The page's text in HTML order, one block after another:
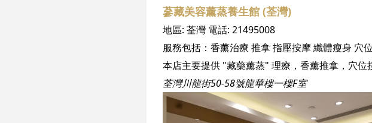
蔘藏美容薰蒸養生館 (荃灣)
地區: 荃灣 電話: 21495008
服務包括： 香薰治療 推拿指壓按摩纖體瘦身 穴
荃灣川龍街50-58號龍華樓一樓F室